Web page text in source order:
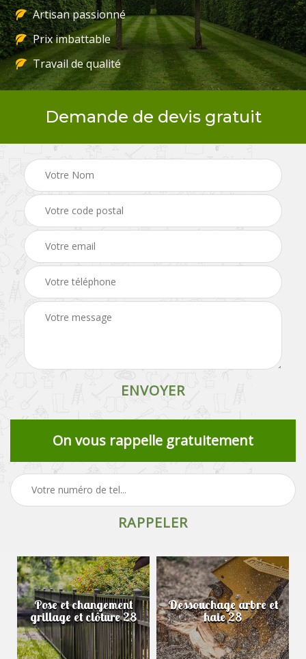
Artisan passionné
Prix imbattable
Travail de qualité
Demande de devis gratuit
On vous rappelle gratuitement
Pose et changement
grillage et clôture 28
Dessouchage arbre et
haie 28